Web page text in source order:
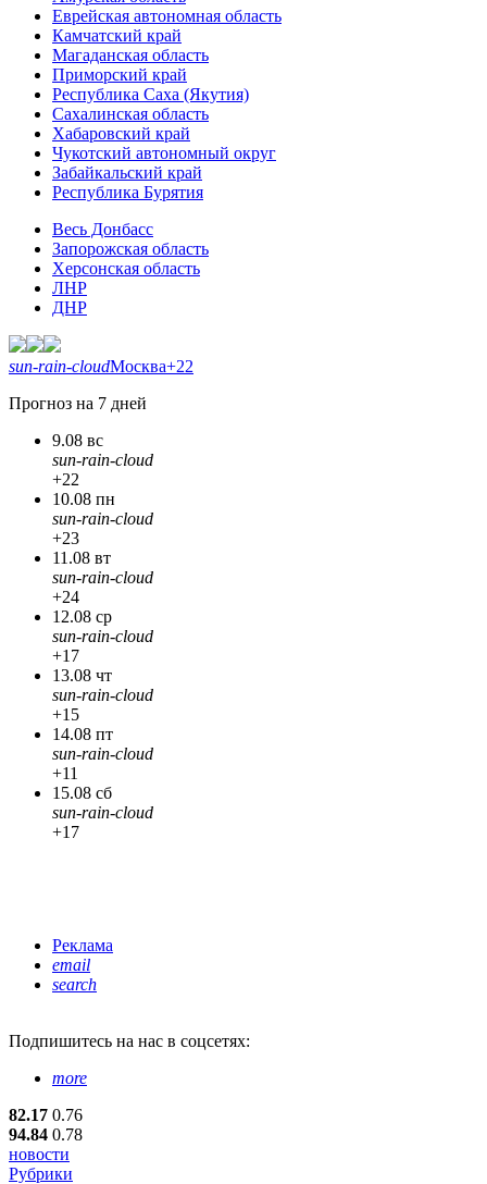
Еврейская автономная область
Камчатский край
Магаданская область
Приморский край
Республика Саха (Якутия)
Сахалинская область
Хабаровский край
Чукотский автономный округ
Забайкальский край
Республика Бурятия
Весь Донбасс
Запорожская область
Херсонская область
ЛНР
ДНР
sun-rain-cloudМосква+22
Прогноз на 7 дней
9.08 вс
sun-rain-cloud
+22
10.08 пн
sun-rain-cloud
+23
11.08 вт
sun-rain-cloud
+24
12.08 ср
sun-rain-cloud
+17
13.08 чт
sun-rain-cloud
+15
14.08 пт
sun-rain-cloud
+11
15.08 сб
sun-rain-cloud
+17
Реклама
email
search
Подпишитесь на нас в соцсетях:
more
82.17 0.76
94.84 0.78
новости
Рубрики